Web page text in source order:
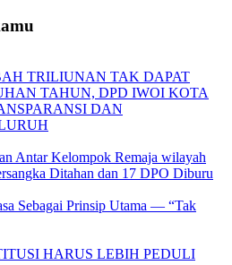
TRILIUNAN TAK DAPAT
TAHUN, DPD IWOI KOTA
DAN
Antar Kelompok Remaja wilayah
Ditahan dan 17 DPO Diburu
Sebagai Prinsip Utama — “Tak
HARUS LEBIH PEDULI